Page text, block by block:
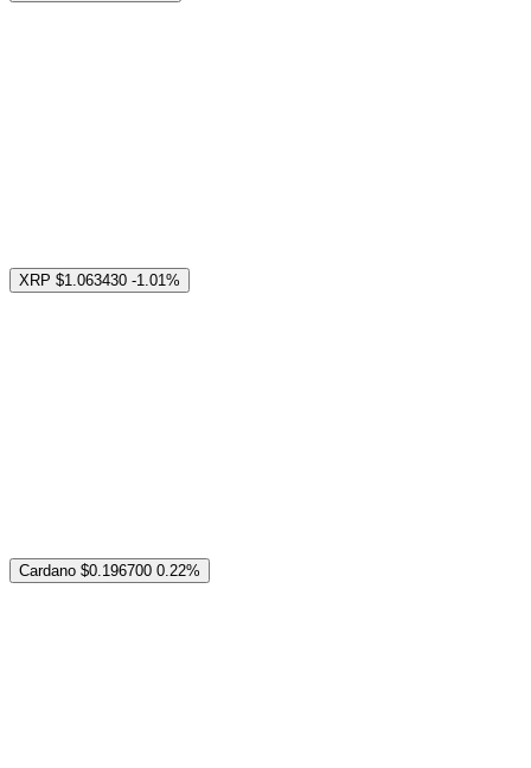
XRP $1.063430 -1.01%
Cardano $0.196700 0.22%